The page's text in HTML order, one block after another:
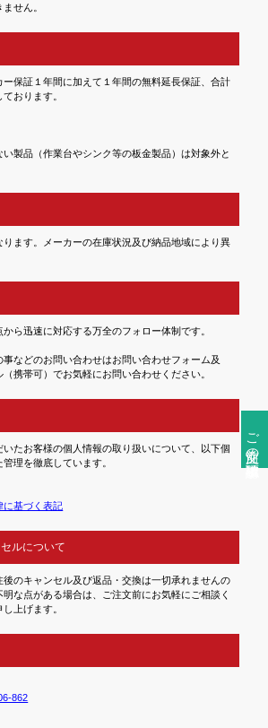
ご注文前の確認事項
せん。
ー保証１年間に加えて１年間の無料延長保証、合計
おります。
製品（作業台やシンク等の板金製品）は対象外と
ます。メーカーの在庫状況及び納品地域により異
ら迅速に対応する万全のフォロー体制です。
事などのお問い合わせはお問い合わせフォーム及
携帯可）でお気軽にお問い合わせください。
たお客様の個人情報の取り扱いについて、以下個
理を徹底しています。
に基づく表記
ルについて
のキャンセル及び返品・交換は一切承れませんの
な点がある場合は、ご注文前にお気軽にご相談く
上げます。
862